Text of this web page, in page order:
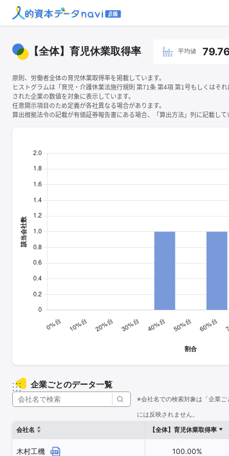
【全体】育児休業取得率 平均値
原則、労働者全体の育児休業取得率を掲載しています。
ヒストグラムは「育児・介護休業法施行規則 第71条 第4項 第1号もしくはそ
された企業の数値を対象に表示しています。
任意開示項目のため定義が各社異なる場合があります。
算出根拠法令の記載が有価証券報告書にある場合、「算出方法」列に記載し
企業ごとのデータ一覧
※会社名での検索対象は「企業
には反映されません。
会社名
【全体】育児休業取得率
木村工機 100.00%